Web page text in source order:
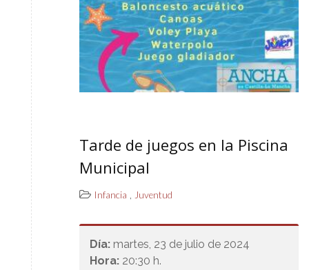
Tarde de juegos en la Piscina
Municipal
Infancia , Juventud
Día: martes, 23 de julio de 2024
Hora: 20:30 h.